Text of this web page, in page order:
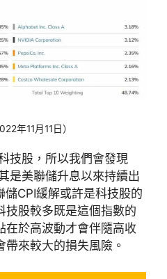
年11月11日）
技股，所以我們會發現
是美聯儲升息以來持續出
儲CPI緩解或許是科技股的
技股較多既是這個指數的
在於高波動才會伴隨高收
來較大的損失風險。